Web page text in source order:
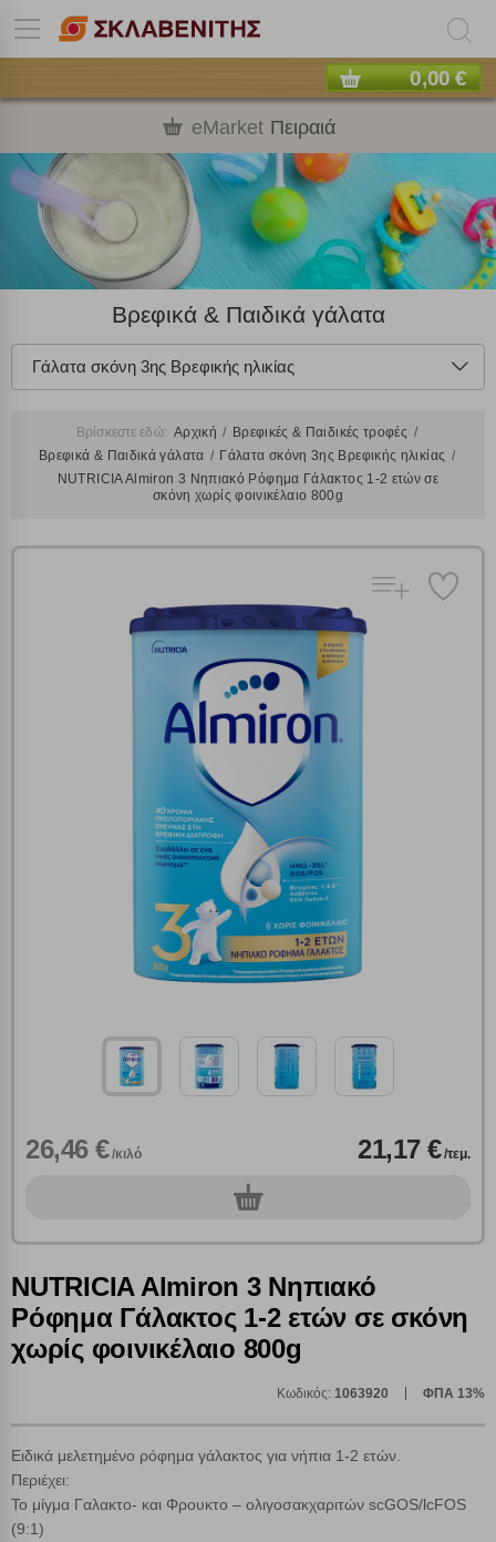
0,00 €
eMarket Πειραιά
Βρεφικά & Παιδικά γάλατα
Γάλατα σκόνη 3ης Βρεφικής ηλικίας
Βρίσκεστε εδώ: Αρχική
Βρεφικές & Παιδικές τροφές
Βρεφικά & Παιδικά γάλατα
Γάλατα σκόνη 3ης Βρεφικής ηλικίας
NUTRICIA Almiron 3 Νηπιακό Ρόφημα Γάλακτος 1-2 ετών σε
σκόνη χωρίς φοινικέλαιο 800g
26,46 €/κιλό 21,17 €/τεμ.
0τεμ.
NUTRICIA Almiron 3 Νηπιακό
Ρόφημα Γάλακτος 1-2 ετών σε σκόνη
χωρίς φοινικέλαιο 800g
Κωδικός: 1063920 ΦΠΑ 13%
Ειδικά μελετημένο ρόφημα γάλακτος για νήπια 1-2 ετών.
Περιέχει:
Το μίγμα Γαλακτο- και Φρουκτο – ολιγοσακχαριτών scGOS/lcFOS
(9:1)